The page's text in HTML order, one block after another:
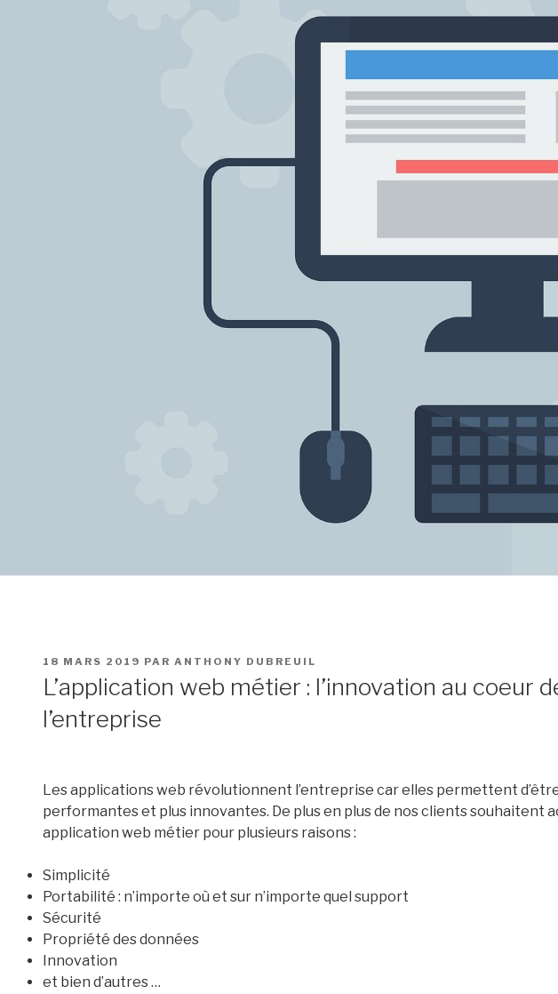
PUBLIÉ
18 MARS 2019 PAR ANTHONY DUBREUIL
L’application web métier : l’innovation au coeur
l’entreprise
Les applications web révolutionnent l’entreprise car elles permettent
performantes et plus innovantes. De plus en plus de nos clients souhaitent
application web métier pour plusieurs raisons :
Simplicité
Portabilité : n’importe où et sur n’importe quel support
Sécurité
Propriété des données
Innovation
et bien d’autres …